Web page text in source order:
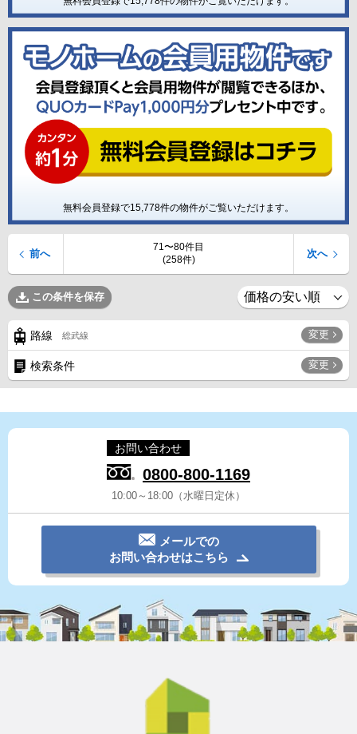
無料会員登録で15,778件の物件がご覧いただけます。
71〜80件目
(258件)
前へ 次へ
この条件を保存
路線 総武線 変更
検索条件 変更
お問い合わせ
0800-800-1169
10:00～18:00（水曜日定休）
メールでの
お問い合わせはこちら